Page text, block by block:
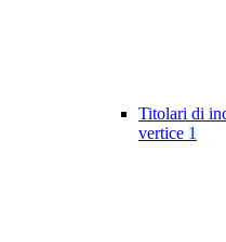
Titolari di
vertice 1